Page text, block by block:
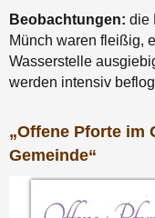
Beobachtungen: die
Münch waren fleißig,
Wasserstelle
werden intensiv
„Offene Pforte im
Gemeinde“